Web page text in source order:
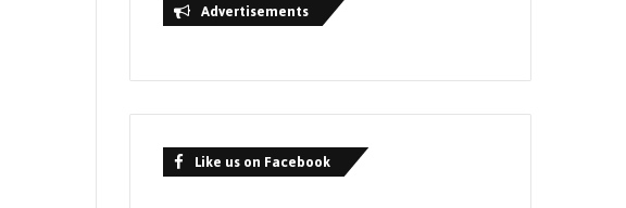
Advertisements
Like us on Facebook